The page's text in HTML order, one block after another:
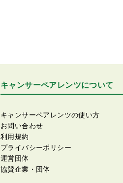
キャンサーペアレンツについて
キャンサーペアレンツの使い方
お問い合わせ
利用規約
プライバシーポリシー
運営団体
協賛企業・団体